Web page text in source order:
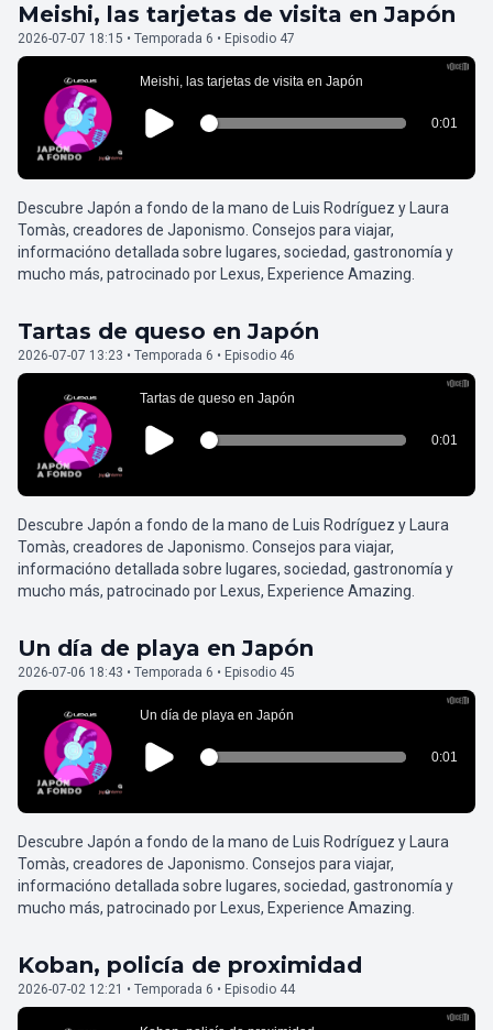
Meishi, las tarjetas de visita en Japón
2026-07-07 18:15 • Temporada 6 • Episodio 47
Descubre Japón a fondo de la mano de Luis Rodríguez y Laura
Tomàs, creadores de Japonismo. Consejos para viajar,
informacióno detallada sobre lugares, sociedad, gastronomía y
mucho más, patrocinado por Lexus, Experience Amazing.
Tartas de queso en Japón
2026-07-07 13:23 • Temporada 6 • Episodio 46
Descubre Japón a fondo de la mano de Luis Rodríguez y Laura
Tomàs, creadores de Japonismo. Consejos para viajar,
informacióno detallada sobre lugares, sociedad, gastronomía y
mucho más, patrocinado por Lexus, Experience Amazing.
Un día de playa en Japón
2026-07-06 18:43 • Temporada 6 • Episodio 45
Descubre Japón a fondo de la mano de Luis Rodríguez y Laura
Tomàs, creadores de Japonismo. Consejos para viajar,
informacióno detallada sobre lugares, sociedad, gastronomía y
mucho más, patrocinado por Lexus, Experience Amazing.
Koban, policía de proximidad
2026-07-02 12:21 • Temporada 6 • Episodio 44